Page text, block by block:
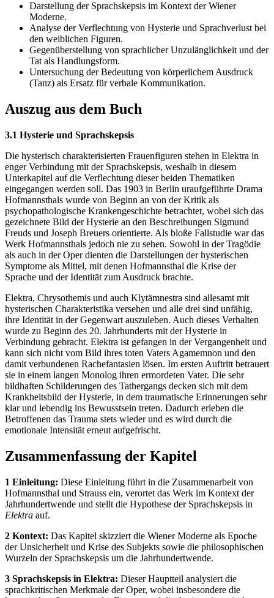
Darstellung der Sprachskepsis im Kontext der Wiener
Moderne.
Analyse der Verflechtung von Hysterie und Sprachverlust bei
den weiblichen Figuren.
Gegenüberstellung von sprachlicher Unzulänglichkeit und der
Tat als Handlungsform.
Untersuchung der Bedeutung von körperlichem Ausdruck
(Tanz) als Ersatz für verbale Kommunikation.
Auszug aus dem Buch
3.1 Hysterie und Sprachskepsis
Die hysterisch charakterisierten Frauenfiguren stehen in Elektra in
enger Verbindung mit der Sprachskepsis, weshalb in diesem
Unterkapitel auf die Verflechtung dieser beiden Thematiken
eingegangen werden soll. Das 1903 in Berlin uraufgeführte Drama
Hofmannsthals wurde von Beginn an von der Kritik als
psychopathologische Krankengeschichte betrachtet, wobei sich das
gezeichnete Bild der Hysterie an den Beschreibungen Sigmund
Freuds und Joseph Breuers orientierte. Als bloße Fallstudie war das
Werk Hofmannsthals jedoch nie zu sehen. Sowohl in der Tragödie
als auch in der Oper dienten die Darstellungen der hysterischen
Symptome als Mittel, mit denen Hofmannsthal die Krise der
Sprache und der Identität zum Ausdruck brachte.
Elektra, Chrysothemis und auch Klytämnestra sind allesamt mit
hysterischen Charakteristika versehen und alle drei sind unfähig,
ihre Identität in der Gegenwart auszuleben. Auch dieses Verhalten
wurde zu Beginn des 20. Jahrhunderts mit der Hysterie in
Verbindung gebracht. Elektra ist gefangen in der Vergangenheit und
kann sich nicht vom Bild ihres toten Vaters Agamemnon und den
damit verbundenen Rachefantasien lösen. Im ersten Auftritt betrauert
sie in einem langen Monolog ihren ermordeten Vater. Die sehr
bildhaften Schilderungen des Tathergangs decken sich mit dem
Krankheitsbild der Hysterie, in dem traumatische Erinnerungen sehr
klar und lebendig ins Bewusstsein treten. Dadurch erleben die
Betroffenen das Trauma stets wieder und es wird durch die
emotionale Intensität erneut aufgefrischt.
Zusammenfassung der Kapitel
1 Einleitung: Diese Einleitung führt in die Zusammenarbeit von
Hofmannsthal und Strauss ein, verortet das Werk im Kontext der
Jahrhundertwende und stellt die Hypothese der Sprachskepsis in
Elektra auf.
2 Kontext: Das Kapitel skizziert die Wiener Moderne als Epoche
der Unsicherheit und Krise des Subjekts sowie die philosophischen
Wurzeln der Sprachskepsis um die Jahrhundertwende.
3 Sprachskepsis in Elektra: Dieser Hauptteil analysiert die
sprachkritischen Merkmale der Oper, wobei insbesondere die